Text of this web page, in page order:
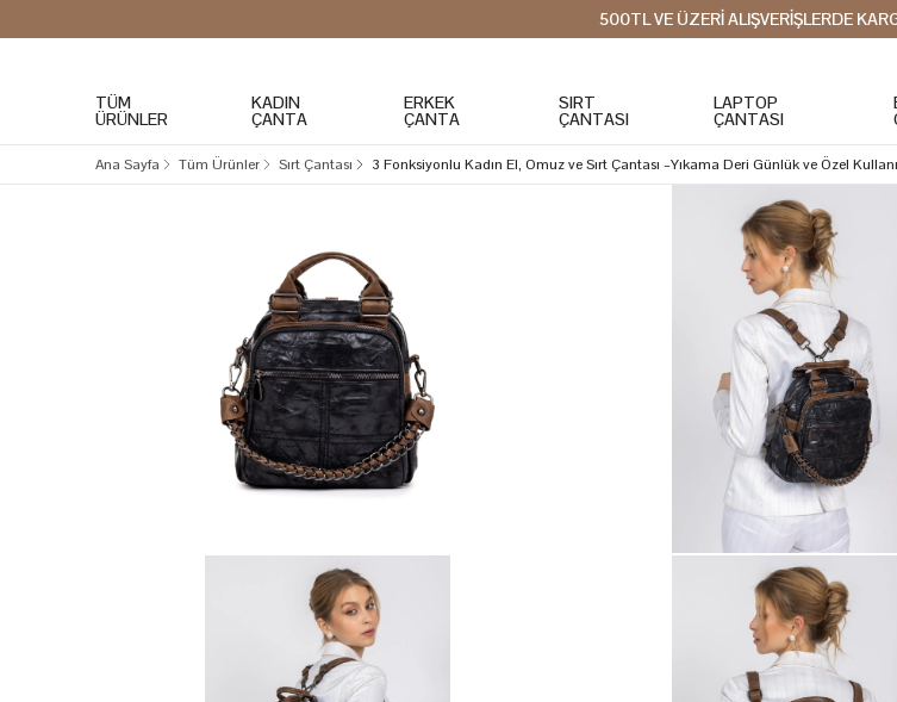
500TL VE ÜZERİ ALIŞVERİŞLERDE
TÜM
ÜRÜNLER
KADIN
ÇANTA
ERKEK
ÇANTA
SIRT
ÇANTASI
LAPTOP
ÇANTASI
Ana Sayfa Tüm Ürünler Sırt Çantası 3 Fonksiyonlu Kadın El, Omuz ve Sırt Çantası –Yıkama Deri Günlük ve Özel